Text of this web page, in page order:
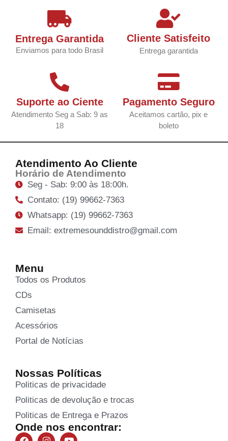
Entrega Garantida
Enviamos para todo Brasil
Cliente Satisfeito
Entrega garantida
Suporte ao Ciente
Atendimento Seg a Sab: 9 as
18
Pagamento Seguro
Aceitamos cartão, pix e
boleto
Atendimento Ao Cliente
Horário de Atendimento
Seg - Sab: 9:00 às 18:00h.
Contato: (19) 99662-7363
Whatsapp: (19) 99662-7363
Email: extremesounddistro@gmail.com
Menu
Todos os Produtos
CDs
Camisetas
Acessórios
Portal de Notícias
Nossas Políticas
Politicas de privacidade
Politicas de devolução e trocas
Politicas de Entrega e Prazos
Onde nos encontrar: